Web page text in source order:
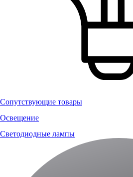
Сопутствующие товары
Освещение
Светодиодные лампы